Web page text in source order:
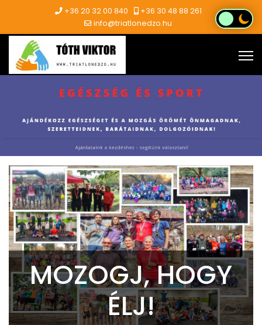
+36 20 32 00 840
+36 30 48 88 261
info@triatlonedzo.hu
MOZOGJ, HOGY
ÉLJ!